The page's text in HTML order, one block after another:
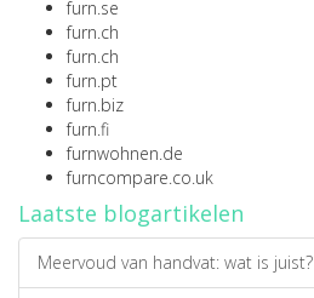
furn.se
furn.ch
furn.ch
furn.pt
furn.biz
furn.fi
furnwohnen.de
furncompare.co.uk
Laatste blogartikelen
Meervoud van handvat: wat is juist?